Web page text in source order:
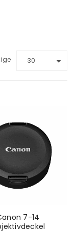
30
7-14